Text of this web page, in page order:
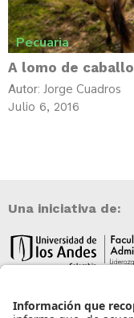
Pecuaria
A lomo de caballo
Autor: Jorge Cuadros
Julio 6, 2016
Una iniciativa de: